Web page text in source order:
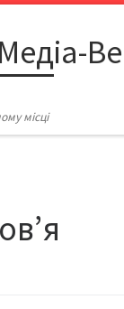
Медіа-
місці